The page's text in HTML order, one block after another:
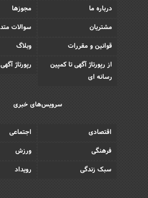
درباره ما
مجوزها
مشتریان
سوالات
قوانین و مقررات
وبلاگ
از رپورتاژ آگهی تا کمپین
رسانه ای
رپورتاژ آگهی
سرویس‌های خبری
اقتصادی
اجتماعی
فرهنگی
ورزش
سبک زندگی
رویداد